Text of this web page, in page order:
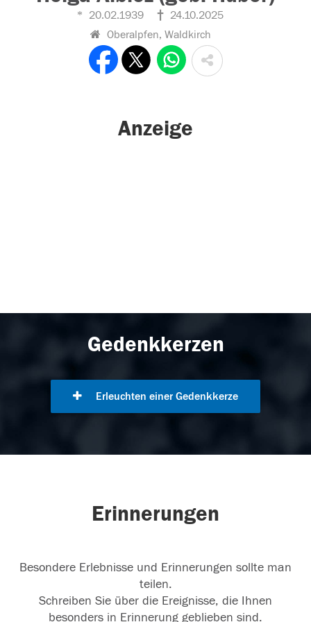
20.02.1939
24.10.2025
Oberalpfen, Waldkirch
Anzeige
Gedenkkerzen
Erleuchten einer Gedenkkerze
Erinnerungen
Besondere Erlebnisse und Erinnerungen sollte man
teilen.
Schreiben Sie über die Ereignisse, die Ihnen
besonders in Erinnerung geblieben sind.